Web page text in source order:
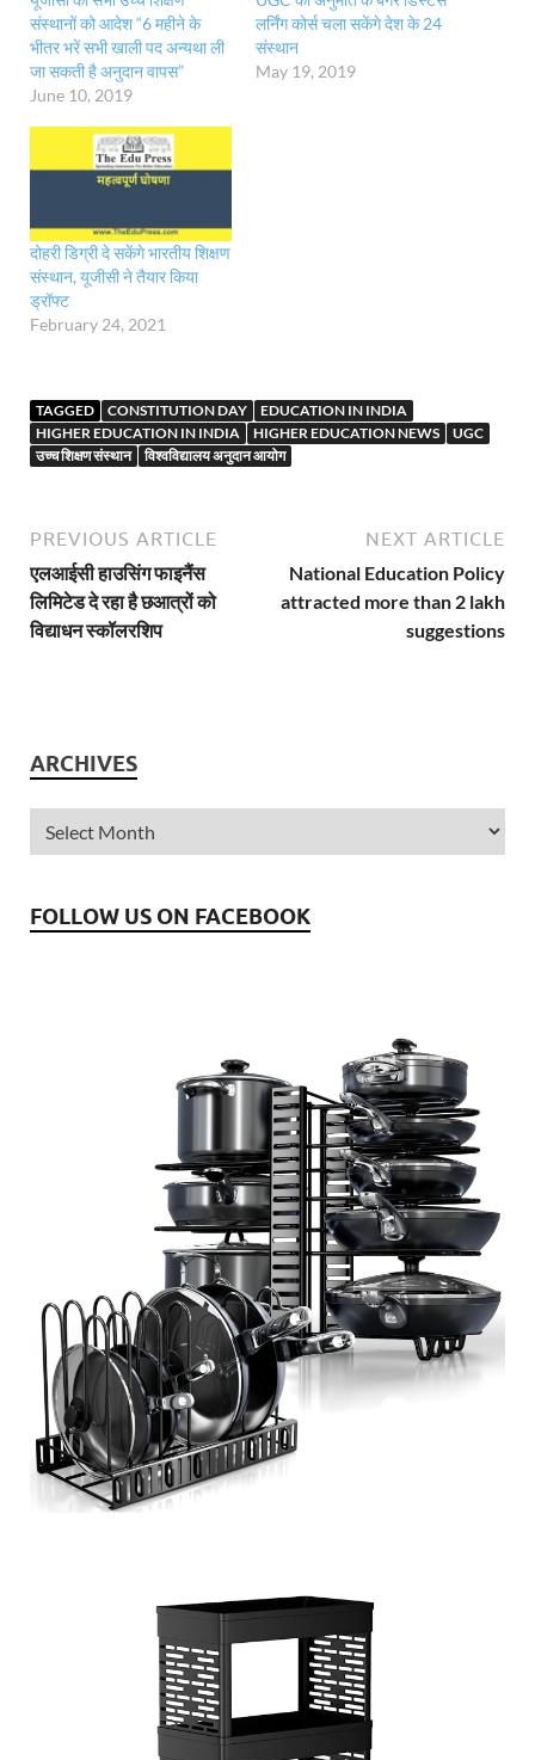
संस्थानों को आदेश “6 महीने के
भीतर भरें सभी खाली पद अन्यथा ली
जा सकती है अनुदान वापस”
June 10, 2019
लर्निंग कोर्स चला सकेंगे देश के 24
संस्थान
May 19, 2019
दोहरी डिग्री दे सकेंगे भारतीय शिक्षण
संस्थान, यूजीसी ने तैयार किया
ड्रॉफ्ट
February 24, 2021
TAGGED CONSTITUTION DAY
EDUCATION IN INDIA
HIGHER EDUCATION IN INDIA
HIGHER EDUCATION NEWS
UGC
उच्च शिक्षण संस्थान
विश्वविद्यालय अनुदान आयोग
PREVIOUS ARTICLE
एलआईसी हाउसिंग फाइनैंस
लिमिटेड दे रहा है छआत्रों को
विद्याधन स्कॉलरशिप
NEXT ARTICLE
National Education Policy
attracted more than 2 lakh
suggestions
ARCHIVES
FOLLOW US ON FACEBOOK